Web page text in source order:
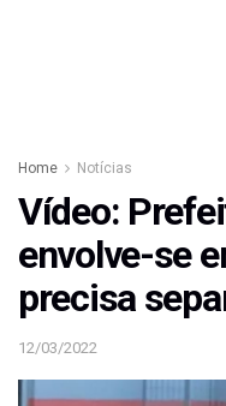
Home Notícias
Vídeo:
envolve-se
precisa
12/03/2022